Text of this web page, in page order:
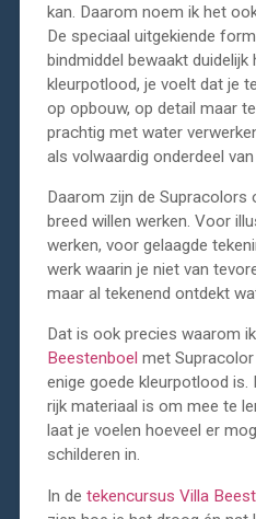
kan. Daarom noem ik het
De speciaal uitgekiende
bindmiddel bewaakt duidelijk
kleurpotlood, je voelt dat je
op opbouw, op detail maar
prachtig met water
als volwaardig onderdeel
Daarom zijn de Supracolors
breed willen werken. Voor
werken, voor gelaagde
werk waarin je niet van
maar al tekenend ontdekt
Dat is ook precies waarom
Beestenboel met
enige goede kleurpotlood is.
rijk materiaal is om mee te
laat je voelen hoeveel er
schilderen in.
In de tekencursus Villa